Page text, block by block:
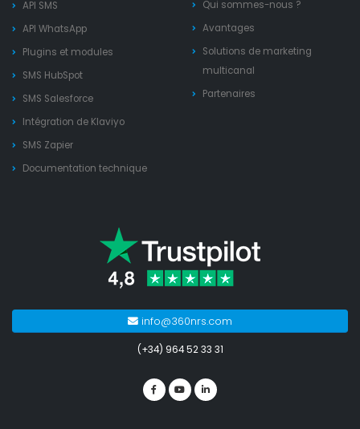
API SMS
API WhatsApp
Plugins et modules
SMS HubSpot
SMS Salesforce
Intégration de Klaviyo
SMS Zapier
Documentation technique
Qui sommes-nous ?
Avantages
Solutions de marketing
multicanal
Partenaires
info@360nrs.com
(+34) 964 52 33 31